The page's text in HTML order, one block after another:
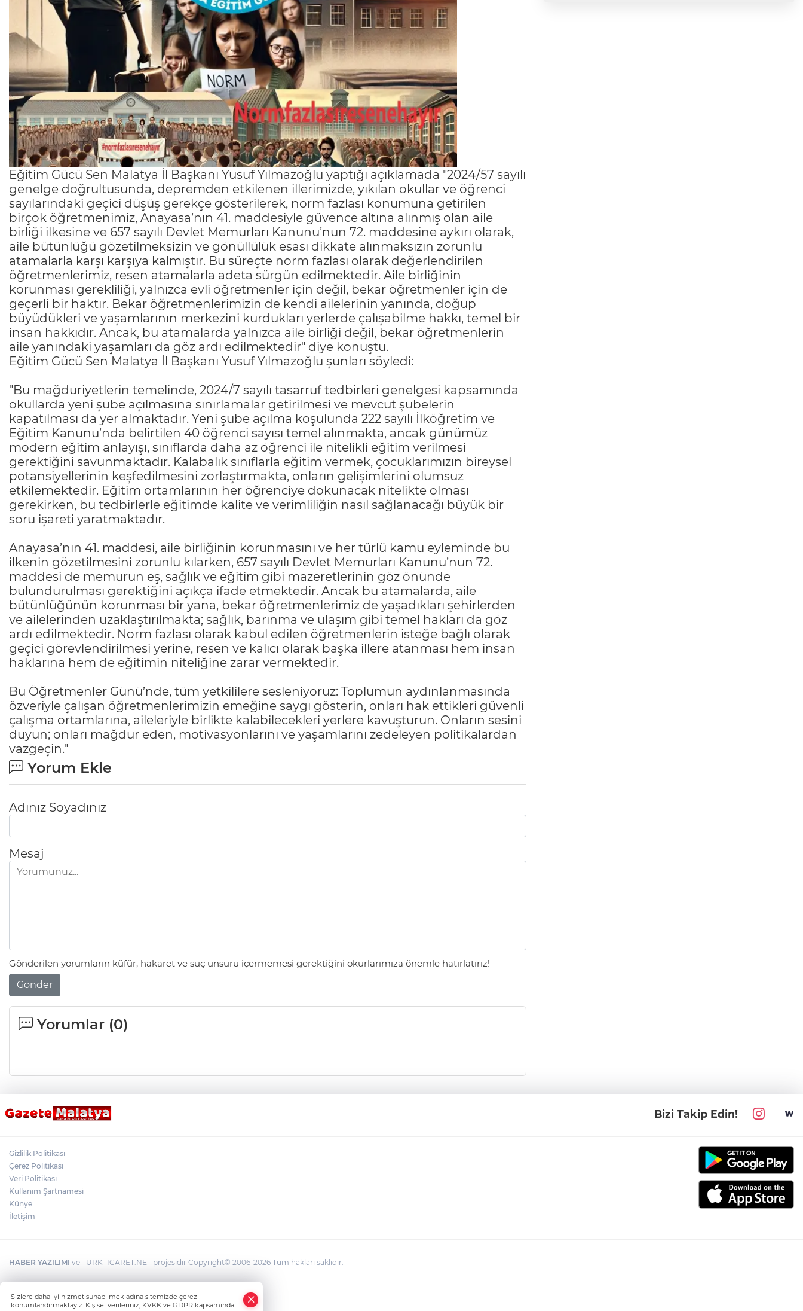
Eğitim Gücü Sen Malatya İl Başkanı Yusuf Yılmazoğlu yaptığı açıklamada "2024/57 sayılı
genelge doğrultusunda, depremden etkilenen illerimizde, yıkılan okullar ve öğrenci
sayılarındaki geçici düşüş gerekçe gösterilerek, norm fazlası konumuna getirilen
birçok öğretmenimiz, Anayasa’nın 41. maddesiyle güvence altına alınmış olan aile
birliği ilkesine ve 657 sayılı Devlet Memurları Kanunu’nun 72. maddesine aykırı olarak,
aile bütünlüğü gözetilmeksizin ve gönüllülük esası dikkate alınmaksızın zorunlu
atamalarla karşı karşıya kalmıştır. Bu süreçte norm fazlası olarak değerlendirilen
öğretmenlerimiz, resen atamalarla adeta sürgün edilmektedir. Aile birliğinin
korunması gerekliliği, yalnızca evli öğretmenler için değil, bekar öğretmenler için de
geçerli bir haktır. Bekar öğretmenlerimizin de kendi ailelerinin yanında, doğup
büyüdükleri ve yaşamlarının merkezini kurdukları yerlerde çalışabilme hakkı, temel bir
insan hakkıdır. Ancak, bu atamalarda yalnızca aile birliği değil, bekar öğretmenlerin
aile yanındaki yaşamları da göz ardı edilmektedir" diye konuştu.
Eğitim Gücü Sen Malatya İl Başkanı Yusuf Yılmazoğlu şunları söyledi:
"Bu mağduriyetlerin temelinde, 2024/7 sayılı tasarruf tedbirleri genelgesi kapsamında
okullarda yeni şube açılmasına sınırlamalar getirilmesi ve mevcut şubelerin
kapatılması da yer almaktadır. Yeni şube açılma koşulunda 222 sayılı İlköğretim ve
Eğitim Kanunu’nda belirtilen 40 öğrenci sayısı temel alınmakta, ancak günümüz
modern eğitim anlayışı, sınıflarda daha az öğrenci ile nitelikli eğitim verilmesi
gerektiğini savunmaktadır. Kalabalık sınıflarla eğitim vermek, çocuklarımızın bireysel
potansiyellerinin keşfedilmesini zorlaştırmakta, onların gelişimlerini olumsuz
etkilemektedir. Eğitim ortamlarının her öğrenciye dokunacak nitelikte olması
gerekirken, bu tedbirlerle eğitimde kalite ve verimliliğin nasıl sağlanacağı büyük bir
soru işareti yaratmaktadır.
Anayasa’nın 41. maddesi, aile birliğinin korunmasını ve her türlü kamu eyleminde bu
ilkenin gözetilmesini zorunlu kılarken, 657 sayılı Devlet Memurları Kanunu’nun 72.
maddesi de memurun eş, sağlık ve eğitim gibi mazeretlerinin göz önünde
bulundurulması gerektiğini açıkça ifade etmektedir. Ancak bu atamalarda, aile
bütünlüğünün korunması bir yana, bekar öğretmenlerimiz de yaşadıkları şehirlerden
ve ailelerinden uzaklaştırılmakta; sağlık, barınma ve ulaşım gibi temel hakları da göz
ardı edilmektedir. Norm fazlası olarak kabul edilen öğretmenlerin isteğe bağlı olarak
geçici görevlendirilmesi yerine, resen ve kalıcı olarak başka illere atanması hem insan
haklarına hem de eğitimin niteliğine zarar vermektedir.
Bu Öğretmenler Günü’nde, tüm yetkililere sesleniyoruz: Toplumun aydınlanmasında
özveriyle çalışan öğretmenlerimizin emeğine saygı gösterin, onları hak ettikleri güvenli
çalışma ortamlarına, aileleriyle birlikte kalabilecekleri yerlere kavuşturun. Onların sesini
duyun; onları mağdur eden, motivasyonlarını ve yaşamlarını zedeleyen politikalardan
vazgeçin."
Yorum Ekle
Adınız Soyadınız
Mesaj
Gönderilen yorumların küfür, hakaret ve suç unsuru içermemesi gerektiğini okurlarımıza önemle hatırlatırız!
Gönder
Yorumlar (0)
Bizi Takip Edin!
Gizlilik Politikası
Çerez Politikası
Veri Politikası
Kullanım Şartnamesi
Künye
İletişim
HABER YAZILIMI ve TURKTICARET.NET projesidir Copyright© 2006-2026 Tüm hakları saklıdır.
Sizlere daha iyi hizmet sunabilmek adına sitemizde çerez
konumlandırmaktayız. Kişisel verileriniz, KVKK ve GDPR kapsamında
Whatsapp